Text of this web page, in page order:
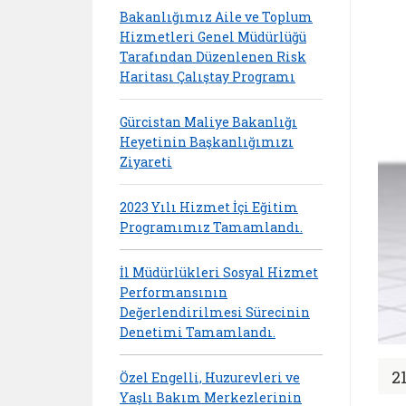
Bakanlığımız Aile ve Toplum
Hizmetleri Genel Müdürlüğü
Tarafından Düzenlenen Risk
Haritası Çalıştay Programı
Gürcistan Maliye Bakanlığı
Heyetinin Başkanlığımızı
Ziyareti
2023 Yılı Hizmet İçi Eğitim
Programımız Tamamlandı.
İl Müdürlükleri Sosyal Hizmet
Performansının
Değerlendirilmesi Sürecinin
Denetimi Tamamlandı.
Özel Engelli, Huzurevleri ve
Yaşlı Bakım Merkezlerinin